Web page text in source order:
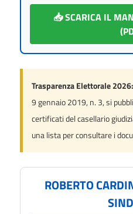
📥 SCARICA IL
Trasparenza Elettorale 2026:
9 gennaio 2019, n. 3, si
certificati del casellario
una lista per consultare i
ROBERTO